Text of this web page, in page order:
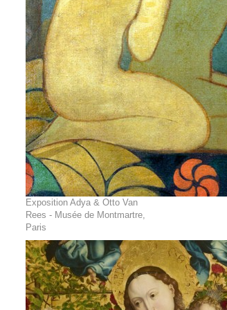
Exposition Adya & Otto Van
Rees - Musée de Montmartre,
Paris